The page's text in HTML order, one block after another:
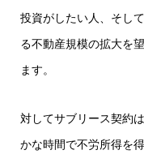
投資がしたい人、そし
る不動産規模の拡大を
ます。
対してサブリース契約
かな時間で不労所得を